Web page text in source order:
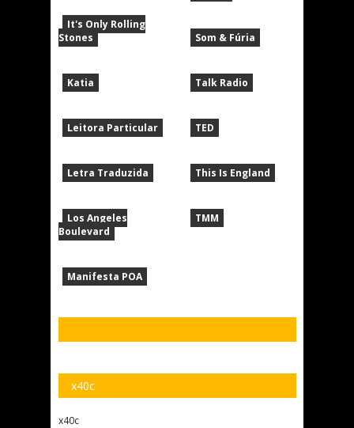
It's Only Rolling
Stones
Katia
Leitora Particular
Letra Traduzida
Los Angeles
Boulevard
Manifesta POA
Som & Fúria
Talk Radio
TED
This Is England
TMM
x40c
x40c